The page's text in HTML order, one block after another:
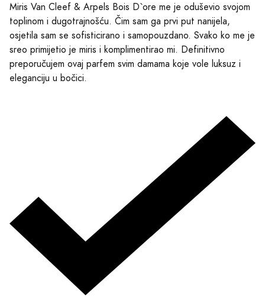
Miris Van Cleef & Arpels Bois D`ore me je oduševio svojom
toplinom i dugotrajnošću. Čim sam ga prvi put nanijela,
osjetila sam se sofisticirano i samopouzdano. Svako ko me je
sreo primijetio je miris i komplimentirao mi. Definitivno
preporučujem ovaj parfem svim damama koje vole luksuz i
eleganciju u bočici.